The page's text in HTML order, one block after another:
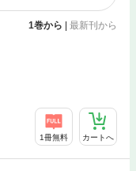
1巻から | 最新刊から
1冊無料 カートへ